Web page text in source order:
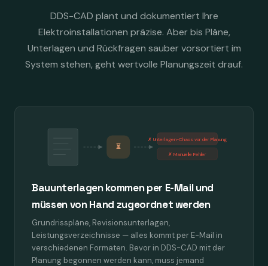
DDS-CAD plant und dokumentiert Ihre
Elektroinstallationen präzise. Aber bis Pläne,
Unterlagen und Rückfragen sauber vorsortiert im
System stehen, geht wertvolle Planungszeit drauf.
⏳
✗ Unterlagen-Chaos vor der Planung
✗ Manuelle Fehler
Bauunterlagen kommen per E-Mail und
müssen von Hand zugeordnet werden
Grundrisspläne, Revisionsunterlagen,
Leistungsverzeichnisse — alles kommt per E-Mail in
verschiedenen Formaten. Bevor in DDS-CAD mit der
Planung begonnen werden kann, muss jemand